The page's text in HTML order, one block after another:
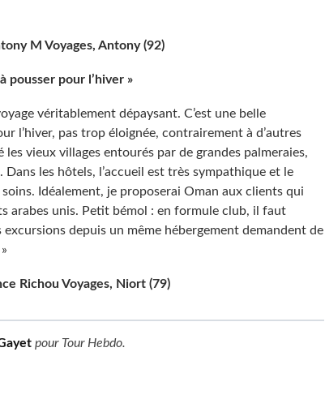
M Voyages, Antony (92)
pousser pour l’hiver »
véritablement dépaysant. C’est une belle
l’hiver, pas trop éloignée, contrairement à d’autres
les vieux villages entourés par de grandes palmeraies,
Dans les hôtels, l’accueil est très sympathique et le
Idéalement, je proposerai Oman aux clients qui
arabes unis. Petit bémol : en formule club, il faut
depuis un même hébergement demandent de
Richou Voyages, Niort (79)
pour Tour Hebdo.